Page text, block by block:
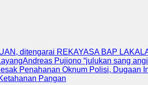
ditengarai REKAYASA BAP
Andreas Pujiono “julukan sang
Penahanan Oknum Polisi, Dugaan
Pangan